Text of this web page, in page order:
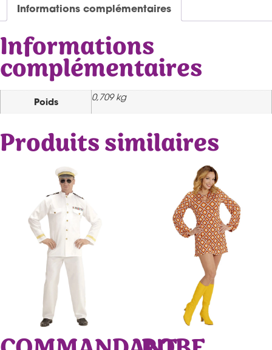
Informations complémentaires
Informations
complémentaires
Poids 0,709 kg
Produits similaires